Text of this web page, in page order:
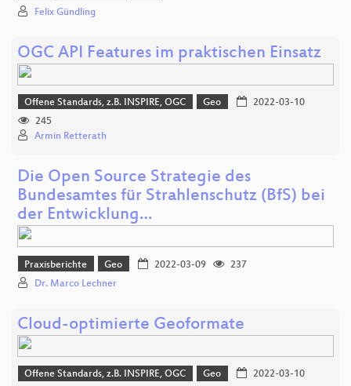
Felix Gündling
OGC API Features im praktischen Einsatz
Offene Standards, z.B. INSPIRE, OGC Geo
2022-03-10
245
Armin Retterath
Die Open Source Strategie des
Bundesamtes für Strahlenschutz (BfS) bei
der Entwicklung…
Praxisberichte Geo 2022-03-09
237
Dr. Marco Lechner
Cloud-optimierte Geoformate
Offene Standards, z.B. INSPIRE, OGC Geo 2022-03-10